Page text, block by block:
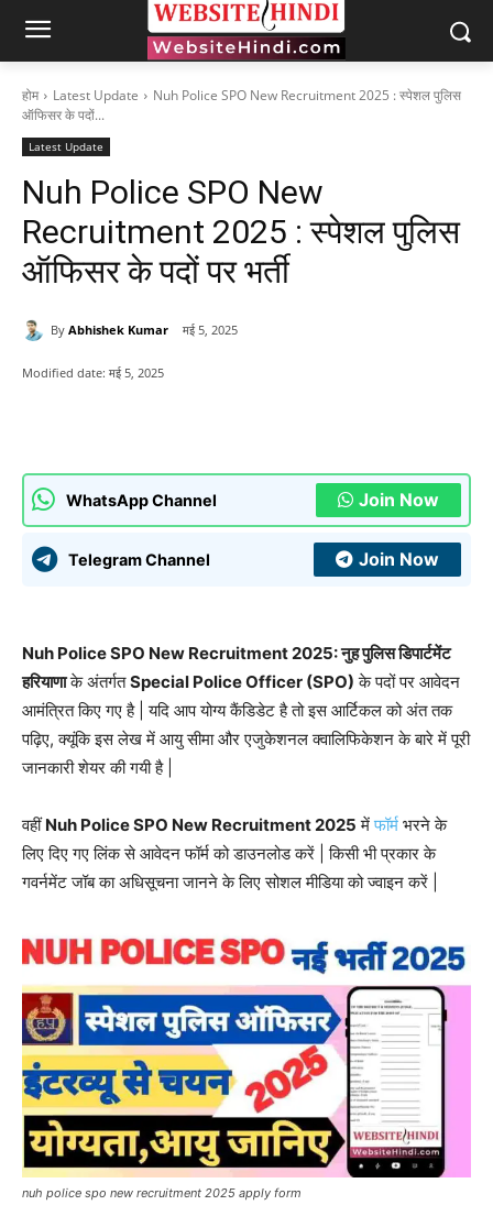
होम Latest Update
Nuh Police SPO New Recruitment 2025 : स्पेशल पुलिस
ऑफिसर के पदों...
Latest Update
Nuh Police SPO New
Recruitment 2025 : स्पेशल पुलिस
ऑफिसर के पदों पर भर्ती
By Abhishek Kumar मई 5, 2025
Modified date: मई 5, 2025
WhatsApp Channel Join Now
Telegram Channel Join Now
Nuh Police SPO New Recruitment 2025: नुह पुलिस डिपार्टमेंट
हरियाणाके अंतर्गतSpecial Police Officer (SPO) के पदों पर आवेदन
आमंत्रित किए गए है | यदि आप योग्य कैंडिडेट है तो इस आर्टिकल को अंत तक
पढ़िए, क्यूंकि इस लेख में आयु सीमा और एजुकेशनल क्वालिफिकेशन के बारे में पूरी
जानकारी शेयर की गयी है |
वहींNuh Police SPO New Recruitment 2025 मेंफॉर्म भरने के
लिए दिए गए लिंक से आवेदन फॉर्म को डाउनलोड करें | किसी भी प्रकार के
गवर्नमेंट जॉब का अधिसूचना जानने के लिए सोशल मीडिया को ज्वाइन करें |
nuh police spo new recruitment 2025 apply form